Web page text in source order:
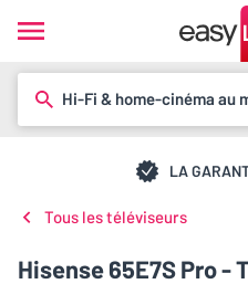
Hi-Fi & home-cinéma au
LA
Tous les téléviseurs
Hisense 65E7S Pro -